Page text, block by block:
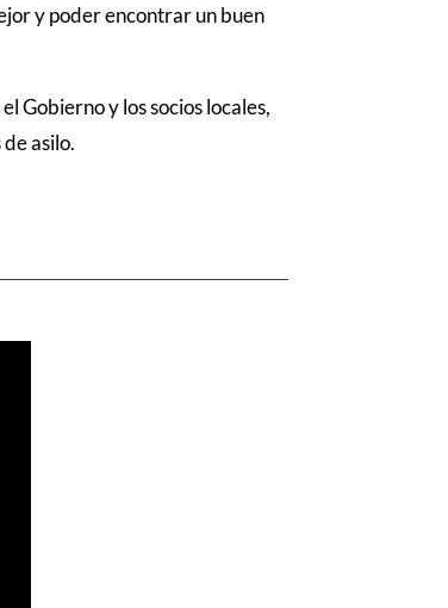
y poder encontrar un buen
Gobierno y los socios locales,
asilo.